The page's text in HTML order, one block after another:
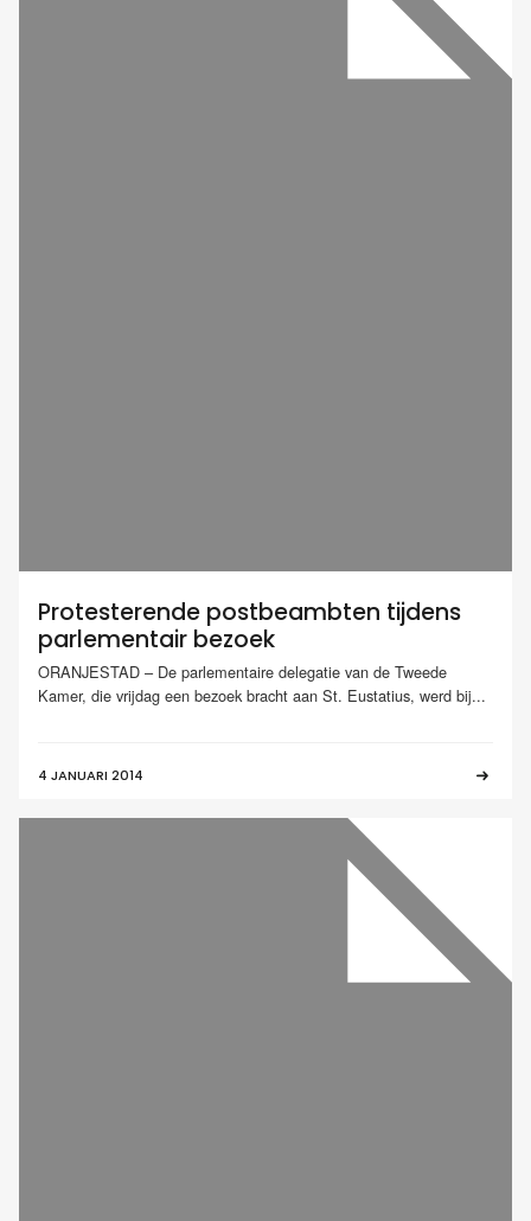
Protesterende postbeambten tijdens
parlementair bezoek
ORANJESTAD – De parlementaire delegatie van de Tweede
Kamer, die vrijdag een bezoek bracht aan St. Eustatius, werd bij...
4 JANUARI 2014